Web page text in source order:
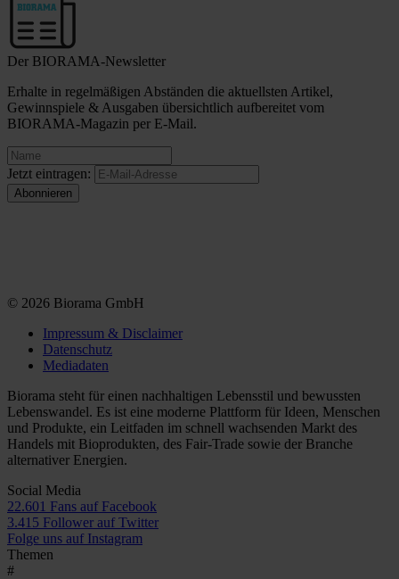
Der BIORAMA-Newsletter
Erhalte in regelmäßigen Abständen die aktuellsten Artikel,
Gewinnspiele & Ausgaben übersichtlich aufbereitet vom
BIORAMA-Magazin per E-Mail.
Jetzt eintragen:
© 2026 Biorama GmbH
Impressum & Disclaimer
Datenschutz
Mediadaten
Biorama steht für einen nachhaltigen Lebensstil und bewussten
Lebenswandel. Es ist eine moderne Plattform für Ideen, Menschen
und Produkte, ein Leitfaden im schnell wachsenden Markt des
Handels mit Bioprodukten, des Fair-Trade sowie der Branche
alternativer Energien.
Social Media
22.601 Fans auf Facebook
3.415 Follower auf Twitter
Folge uns auf Instagram
Themen
#